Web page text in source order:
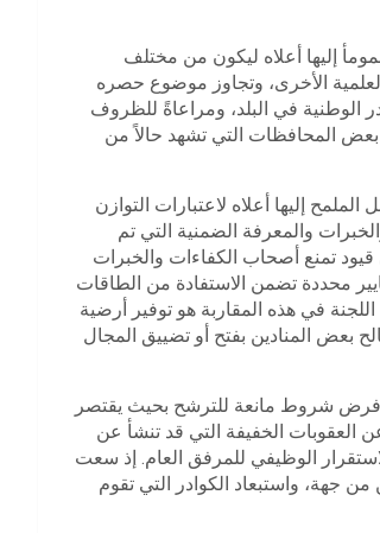
إليها أعلاه ليكون من مختلف
الأخرى، وتجاوز موضوع حصره
الوطنية في البلد، ومراعاةً للظروف
المحافظات التي تشهد حالاً من
إليها أعلاه لاعتبارات التوازن
والمعرفة الضمنية التي تم
تمنع أصحاب الكفاءات والخبرات
محددة تضمن الاستفادة من الطاقات
اللجنة في هذه المقاربة هو توفير أرضية
بعض المنادين بفتح أو تضييق المجال
فرض شروط مانعة للترشح بحيث يقتصر
العقوبات الخفيفة التي قد تنشأ عن
الوظيفي للمرفق العام. إذ سعت
من جهة، واستبعاد الكوادر التي تقوم